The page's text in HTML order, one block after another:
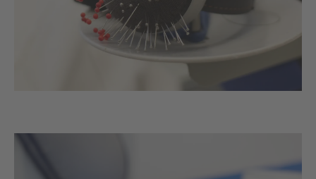
Bildergalerie überspringen